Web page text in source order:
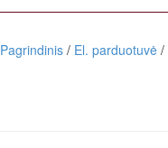
Pagrindinis / El. parduotuvė /